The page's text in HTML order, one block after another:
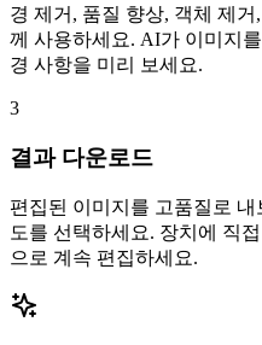
경 제거, 품질 향상, 객체 제
께 사용하세요. AI가 이미지
경 사항을 미리 보세요.
3
결과 다운로드
편집된 이미지를 고품질로
도를 선택하세요. 장치에 직
으로 계속 편집하세요.